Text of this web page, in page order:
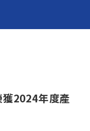
2024年度產